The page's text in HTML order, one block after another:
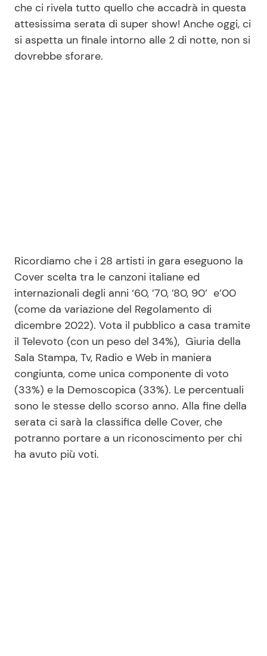
Seguici
che ci rivela tutto quello che accadrà in questa
attesissima serata di super show! Anche oggi, ci
si aspetta un finale intorno alle 2 di notte, non si
dovrebbe sforare.
Ricordiamo che i 28 artisti in gara eseguono la
Cover scelta tra le canzoni italiane ed
internazionali degli anni ‘60, ’70, ’80, 90’ e’00
(come da variazione del Regolamento di
dicembre 2022). Vota il pubblico a casa tramite
il Televoto (con un peso del 34%), Giuria della
Sala Stampa, Tv, Radio e Web in maniera
congiunta, come unica componente di voto
(33%) e la Demoscopica (33%). Le percentuali
sono le stesse dello scorso anno. Alla fine della
serata ci sarà la classifica delle Cover, che
potranno portare a un riconoscimento per chi
ha avuto più voti.